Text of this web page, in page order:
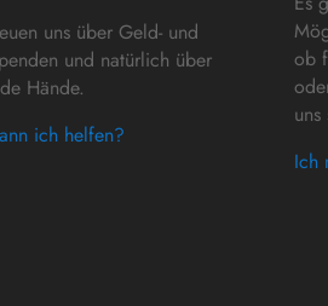
uns über Geld- und
und natürlich über
Hände.
ich helfen?
ob
Ich